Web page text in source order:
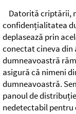
Datorită criptării,
confidențialitatea
deplasează prin
conectat cineva
dumneavoastră
asigură că nimeni
dumneavoastră.
panoul de
nedetectabil pentru